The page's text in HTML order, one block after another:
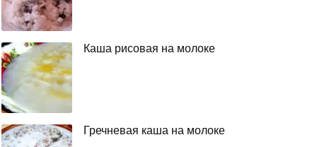
Каша рисовая на молоке
Гречневая каша на молоке